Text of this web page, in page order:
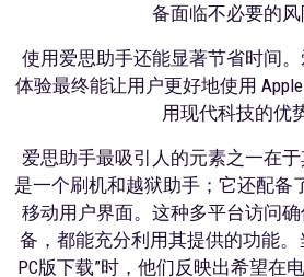
备面临不必要的风
使用爱思助手还能显著节省时间
体验最终能让用户更好地使用
用现代科技的优
爱思助手最吸引人的元素之一在
是一个刷机和越狱助手；它还配备
移动用户界面。这种多平台访问
备，都能充分利用其提供的功能。
PC版下载”时，他们反映出希望在